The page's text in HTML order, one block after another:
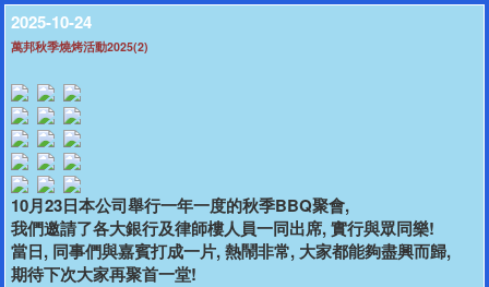
2025-10-24
萬邦秋季燒烤活動2025(2)
10月23日本公司舉行一年一度的秋季BBQ聚會,
我們邀請了各大銀行及律師樓人員一同出席, 實行與眾同樂!
當日, 同事們與嘉賓打成一片, 熱鬧非常, 大家都能夠盡興而歸,
期待下次大家再聚首一堂!